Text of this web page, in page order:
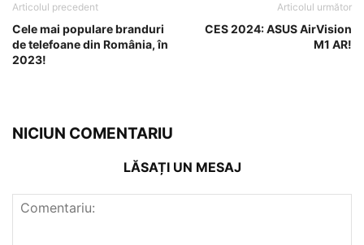
Articolul precedent
Cele mai populare branduri
de telefoane din România, în
2023!
Articolul următor
CES 2024: ASUS AirVision
M1 AR!
NICIUN COMENTARIU
LĂSAȚI UN MESAJ